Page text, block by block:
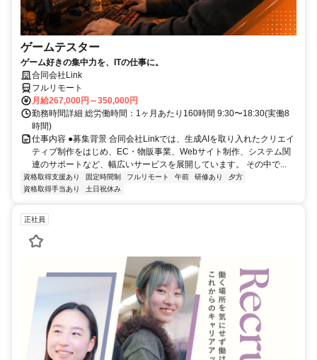
ゲームテスター
ゲーム好きの集中力を、ITの仕事に。
合同会社Link
フルリモート
月給267,000円～350,000円
勤務時間詳細 総労働時間：1ヶ月あたり160時間 9:30〜18:30(実働8
時間)
仕事内容 ●募集背景 合同会社Linkでは、生成AIを取り入れたクリエイ
ティブ制作をはじめ、EC・物販事業、Webサイト制作、システム関
連のサポートなど、幅広いサービスを展開しています。 その中で...
資格取得支援あり 固定時間制 フルリモート 午前 研修あり
夕方
資格取得手当あり
土日祝休み
正社員